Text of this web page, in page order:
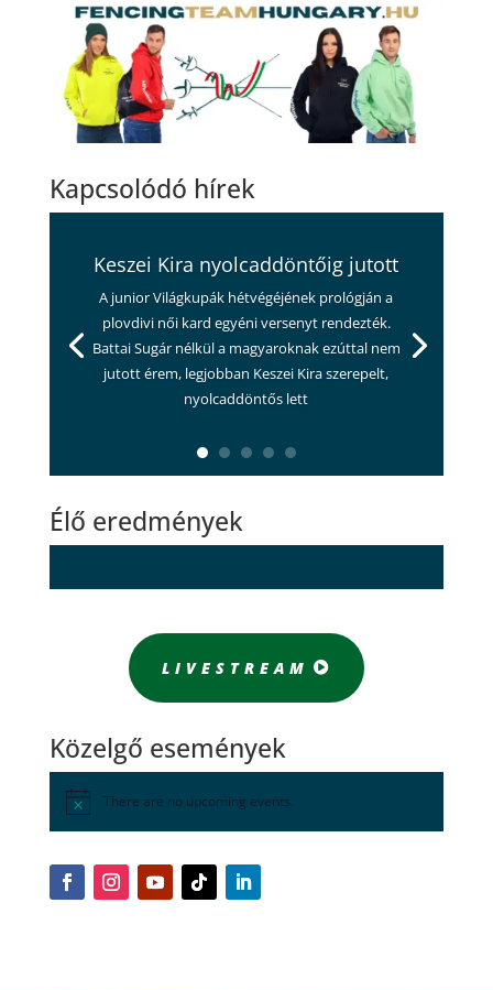
Kapcsolódó hírek
Keszei Kira nyolcaddöntőig jutott
A junior Világkupák hétvégéjének prológján a
plovdivi női kard egyéni versenyt rendezték.
Battai Sugár nélkül a magyaroknak ezúttal nem
jutott érem, legjobban Keszei Kira szerepelt,
nyolcaddöntős lett
Élő eredmények
LIVESTREAM
Közelgő események
There are no upcoming events.